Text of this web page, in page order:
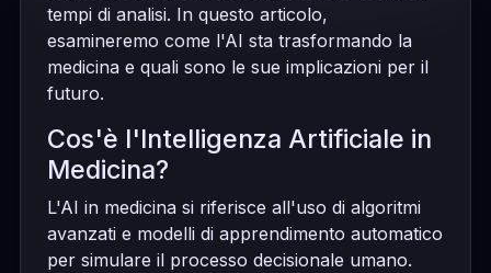
tempi di analisi. In questo articolo,
esamineremo come l'AI sta trasformando la
medicina e quali sono le sue implicazioni per il
futuro.
Cos'è l'Intelligenza Artificiale in
Medicina?
L'AI in medicina si riferisce all'uso di algoritmi
avanzati e modelli di apprendimento automatico
per simulare il processo decisionale umano.